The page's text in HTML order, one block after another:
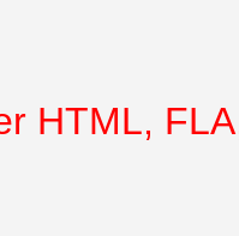
HTML,